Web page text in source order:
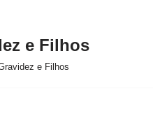
e Filhos
e Filhos